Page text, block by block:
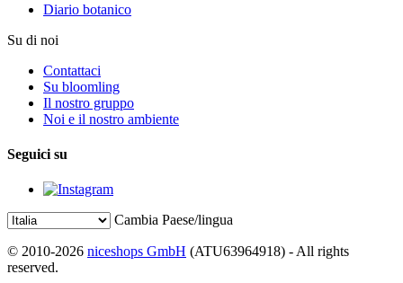
Diario botanico
Su di noi
Contattaci
Su bloomling
Il nostro gruppo
Noi e il nostro ambiente
Seguici su
Cambia Paese/lingua
© 2010-2026 niceshops GmbH (ATU63964918) - All rights
reserved.